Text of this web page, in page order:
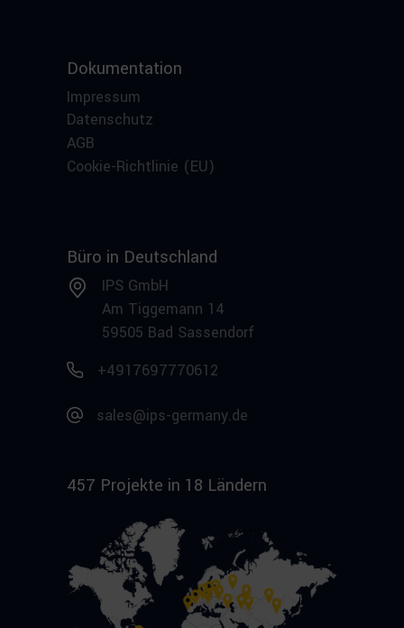
Dokumentation
Impressum
Datenschutz
AGB
Cookie-Richtlinie (EU)
Büro in Deutschland
IPS GmbH
Am Tiggemann 14
59505 Bad Sassendorf
+4917697770612
sales@ips-germany.de
457 Projekte in 18 Ländern